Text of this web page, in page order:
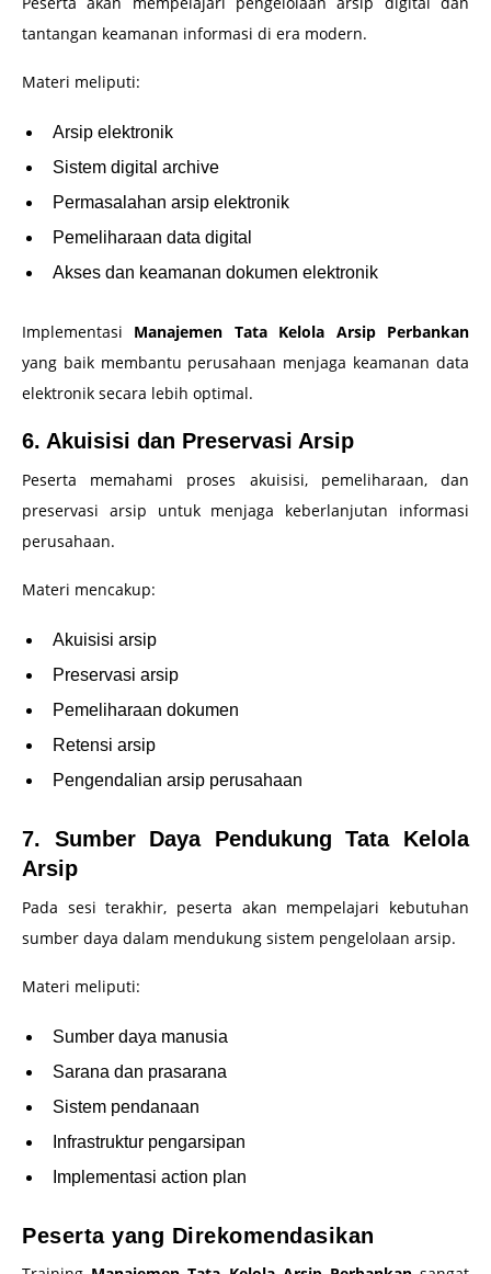
tantangan keamanan informasi di era modern.
Materi meliputi:
Arsip elektronik
Sistem digital archive
Permasalahan arsip elektronik
Pemeliharaan data digital
Akses dan keamanan dokumen elektronik
Implementasi Manajemen Tata Kelola Arsip Perbankan
yang baik membantu perusahaan menjaga keamanan data
elektronik secara lebih optimal.
6. Akuisisi dan Preservasi Arsip
Peserta memahami proses akuisisi, pemeliharaan, dan
preservasi arsip untuk menjaga keberlanjutan informasi
perusahaan.
Materi mencakup:
Akuisisi arsip
Preservasi arsip
Pemeliharaan dokumen
Retensi arsip
Pengendalian arsip perusahaan
7. Sumber Daya Pendukung Tata Kelola
Arsip
Pada sesi terakhir, peserta akan mempelajari kebutuhan
sumber daya dalam mendukung sistem pengelolaan arsip.
Materi meliputi:
Sumber daya manusia
Sarana dan prasarana
Sistem pendanaan
Infrastruktur pengarsipan
Implementasi action plan
Peserta yang Direkomendasikan